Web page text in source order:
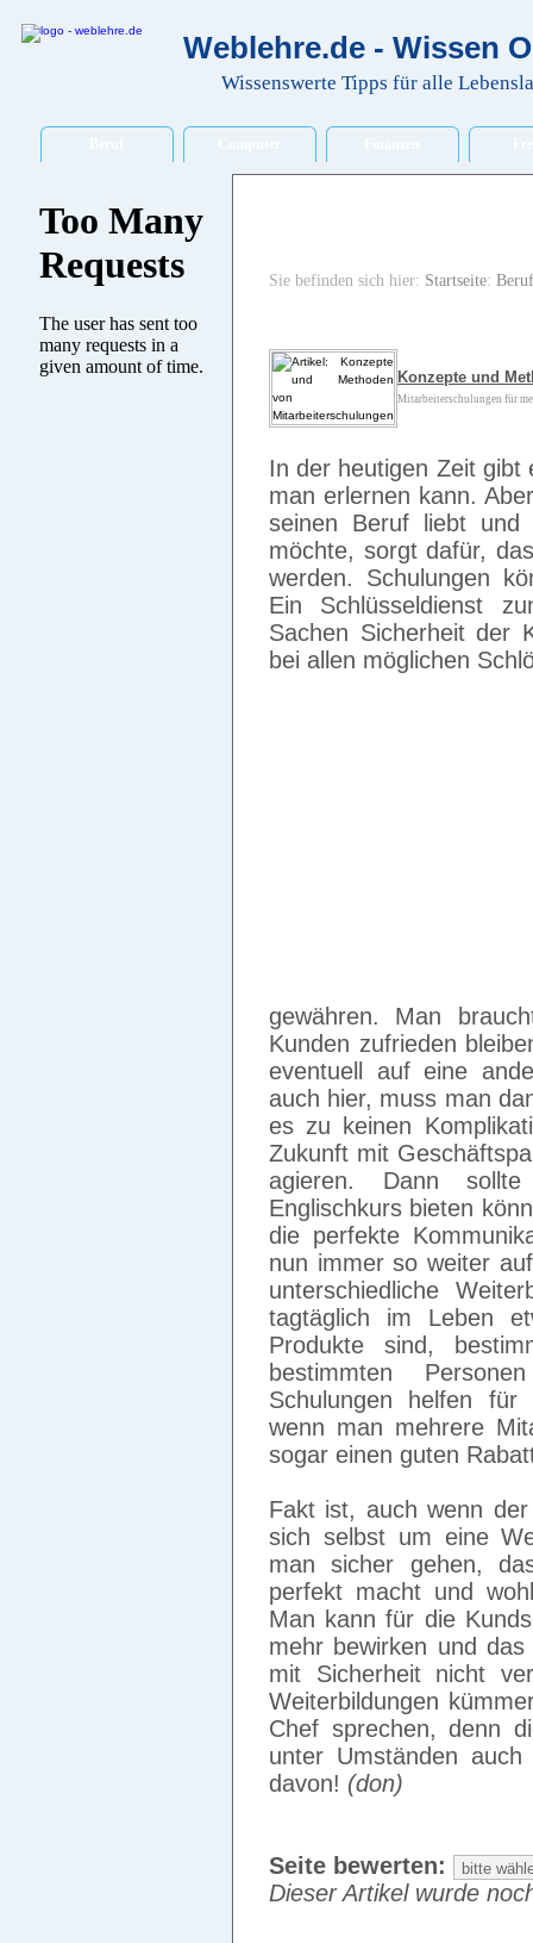
Weblehre.de - Wissen
Wissenswerte Tipps für alle
Sie befinden sich hier: Startseite: Beruf
Konzepte und
Mitarbeiterschulungen für
In der heutigen Zeit gibt
man erlernen kann.
seinen Beruf liebt
möchte, sorgt dafür,
werden. Schulungen
Ein Schlüsseldienst
Sachen Sicherheit der
bei allen möglichen
gewähren. Man
Kunden zufrieden
eventuell auf eine
auch hier, muss man
es zu keinen
Zukunft mit
agieren. Dann
Englischkurs bieten
die perfekte
nun immer so weiter
unterschiedliche
tagtäglich im Leben
Produkte sind,
bestimmten
Schulungen helfen
wenn man mehrere
sogar einen guten
Fakt ist, auch wenn
sich selbst um eine
man sicher gehen,
perfekt macht und
Man kann für die
mehr bewirken und
mit Sicherheit nicht
Weiterbildungen
Chef sprechen, denn
unter Umständen
davon! (don)
Seite bewerten:
Dieser Artikel wurde